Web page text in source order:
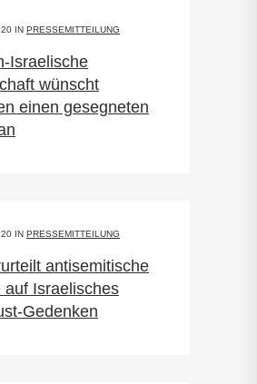
IN PRESSEMITTEILUNG
Israelische
wünscht
einen gesegneten
IN PRESSEMITTEILUNG
antisemitische
auf Israelisches
Gedenken